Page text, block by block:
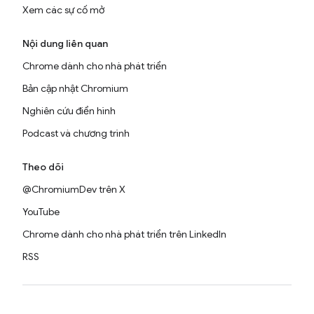
Xem các sự cố mở
Nội dung liên quan
Chrome dành cho nhà phát triển
Bản cập nhật Chromium
Nghiên cứu điển hình
Podcast và chương trình
Theo dõi
@ChromiumDev trên X
YouTube
Chrome dành cho nhà phát triển trên LinkedIn
RSS